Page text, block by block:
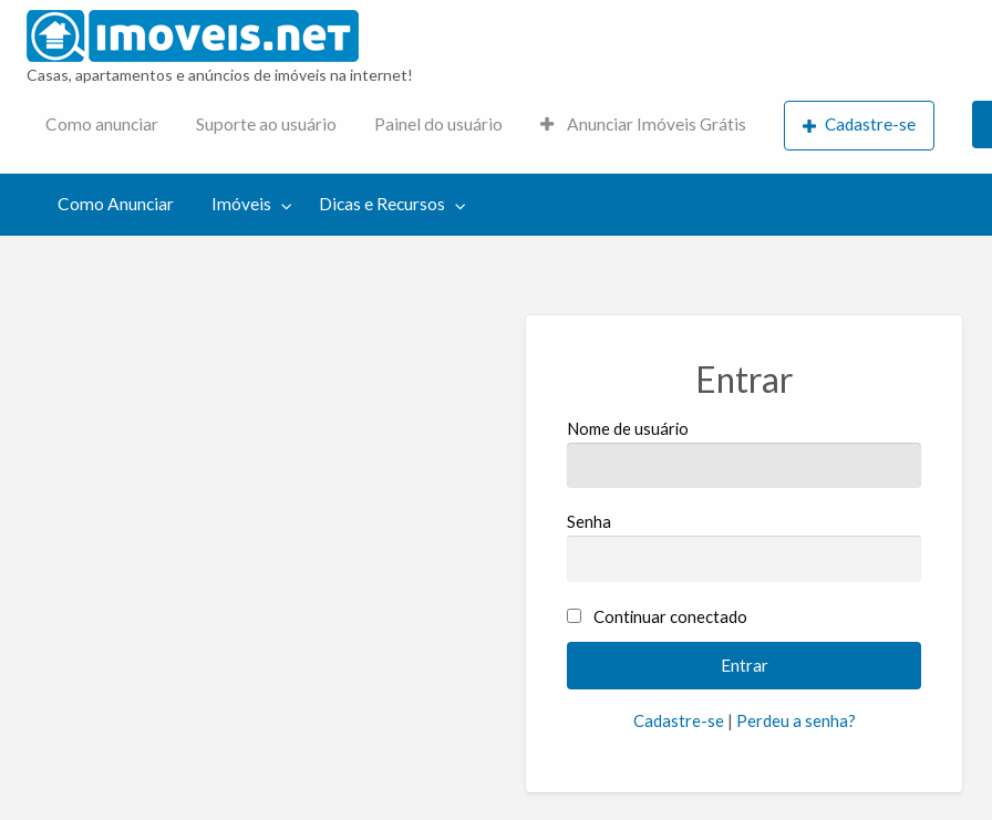
Casas, apartamentos e anúncios de imóveis na internet!
Como anunciar Suporte ao usuário Painel do usuário Anunciar Imóveis Grátis Cadastre-se
Como Anunciar Imóveis Dicas e Recursos
Entrar
Nome de usuário
Senha
Continuar conectado
Cadastre-se| Perdeu a senha?